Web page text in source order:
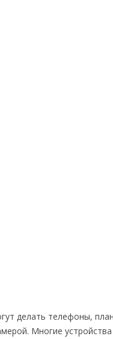
делать телефоны,
Многие устройства